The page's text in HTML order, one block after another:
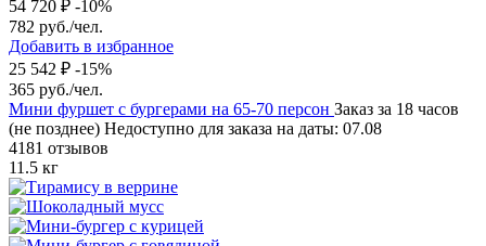
54 720 ₽ -10%
782 руб./чел.
Добавить в избранное
25 542 ₽ -15%
365 руб./чел.
Мини фуршет с бургерами на 65-70 персон Заказ за 18 часов
(не позднее) Недоступно для заказа на даты: 07.08
4181 отзывов
11.5 кг